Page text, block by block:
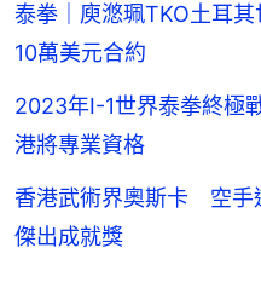
泰拳｜庾滺珮TKO土耳
10萬美元合約
2023年I-1世界泰拳終極
港將專業資格
香港武術界奧斯卡 空手
傑出成就獎